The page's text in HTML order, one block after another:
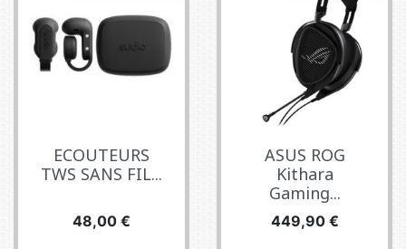
ECOUTEURS
TWS SANS FIL...
Prezzo
48,00 €
ASUS ROG
Kithara
Gaming...
Prezzo
449,90 €